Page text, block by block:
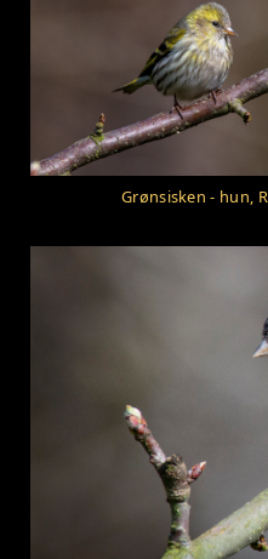
Grønsisken - hun,